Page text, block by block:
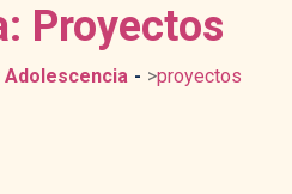
Proyectos
Adolescencia >proyectos